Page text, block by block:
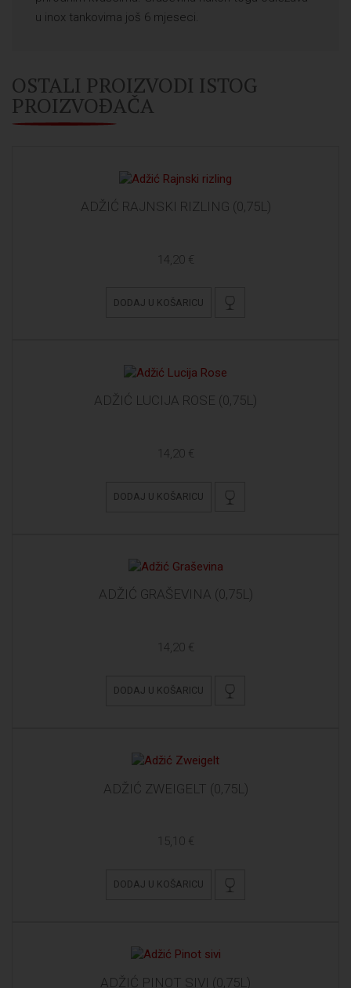
u inox tankovima još 6 mjeseci.
OSTALI PROIZVODI ISTOG
PROIZVOĐAČA
ADŽIĆ RAJNSKI RIZLING (0,75L)
14,20 €
DODAJ U KOŠARICU
ADŽIĆ LUCIJA ROSE (0,75L)
14,20 €
DODAJ U KOŠARICU
ADŽIĆ GRAŠEVINA (0,75L)
14,20 €
DODAJ U KOŠARICU
ADŽIĆ ZWEIGELT (0,75L)
15,10 €
DODAJ U KOŠARICU
ADŽIĆ PINOT SIVI (0,75L)